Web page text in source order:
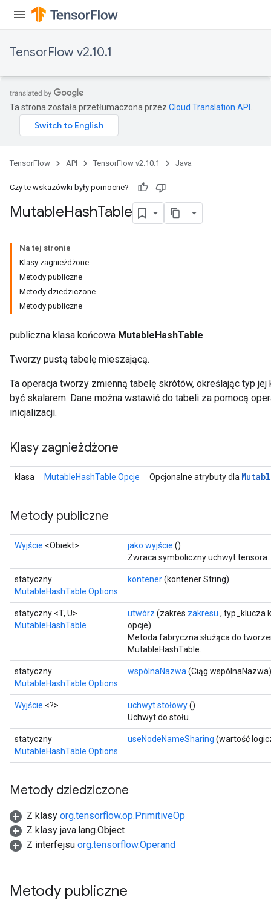
TensorFlow v2.10.1
Ta strona została przetłumaczona przez Cloud Translation API
TensorFlow API TensorFlow v2.10.1 Java
Czy te wskazówki były pomocne?
MutableHashTable
Na tej stronie
Klasy zagnieżdżone
Metody publiczne
Metody dziedziczone
Metody publiczne
publiczna klasa końcowa MutableHashTable
Tworzy pustą tabelę mieszającą.
Ta operacja tworzy zmienną tabelę skrótów, określając typ
być skalarem. Dane można wstawić do tabeli za pomocą
inicjalizacji.
Klasy zagnieżdżone
klasa MutableHashTable.Opcje Opcjonalne atrybuty dla
Metody publiczne
Wyjście <Obiekt> jako wyjście ()
Zwraca symboliczny uchwyt tensora.
statyczny
MutableHashTable.Options
kontener(kontener String)
statyczny <T, U>
MutableHashTable
utwórz (zakres zakresu , typ_klucza
opcje)
Metoda fabryczna służąca do
MutableHashTable.
statyczny
MutableHashTable.Options
wspólnaNazwa (Ciąg wspólnaNazwa)
Wyjście <?> uchwyt stołowy()
Uchwyt do stołu.
statyczny
MutableHashTable.Options
useNodeNameSharing (wartość
Metody dziedziczone
Z klasy org.tensorflow.op.PrimitiveOp
Z klasy java.lang.Object
Z interfejsu org.tensorflow.Operand
Metody publiczne